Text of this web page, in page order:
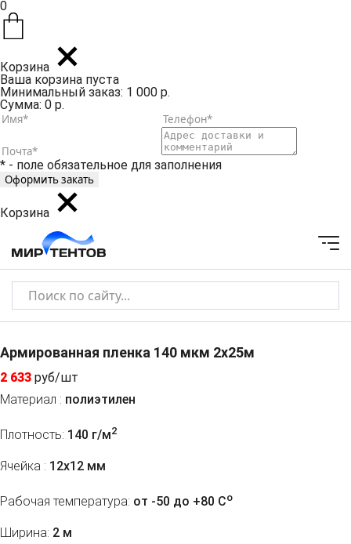
0
Корзина
Ваша корзина пуста
Минимальный заказ: 1 000 р.
Сумма: 0 р.
* - поле обязательное для заполнения
Корзина
Армированная пленка 140 мкм 2x25м
2 633 руб/шт
Материал : полиэтилен
Плотность: 140 г/м2
Ячейка : 12х12 мм
Рабочая температура: от -50 до +80 Co
Ширина: 2 м